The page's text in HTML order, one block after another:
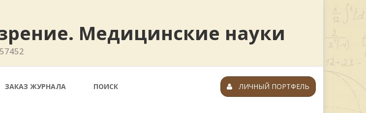
Медицинские науки
ЗАКАЗ ЖУРНАЛА ПОИСК ЛИЧНЫЙ ПОРТФЕЛЬ